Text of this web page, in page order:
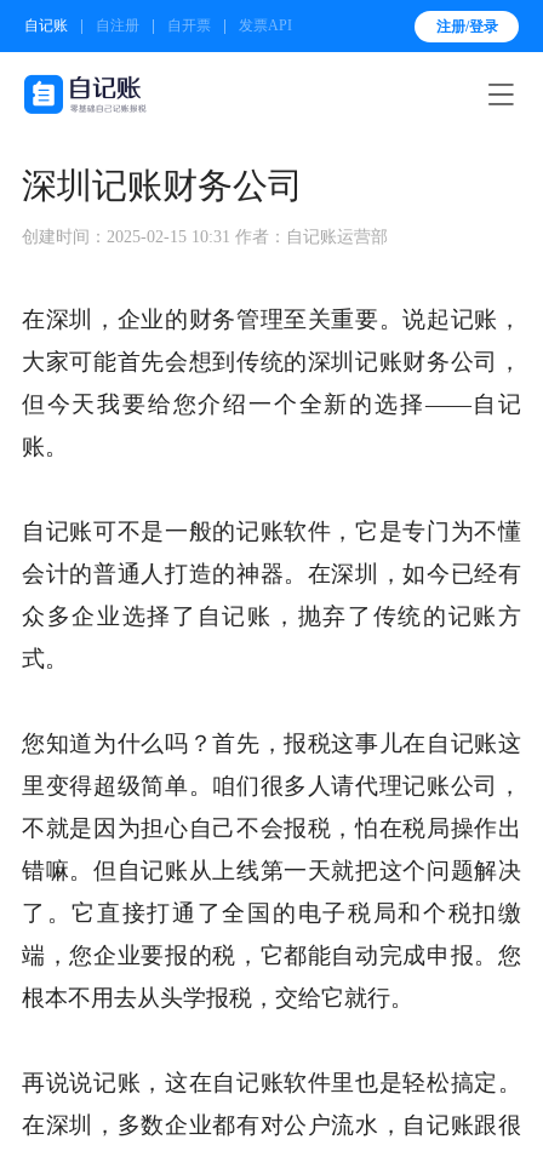
自记账 自注册 自开票 发票API 注册/登录

深圳记账财务公司
创建时间：2025-02-15 10:31 作者：自记账运营部
在深圳，企业的财务管理至关重要。说起记账，
大家可能首先会想到传统的深圳记账财务公司，
但今天我要给您介绍一个全新的选择——自记
账。
自记账可不是一般的记账软件，它是专门为不懂
会计的普通人打造的神器。在深圳，如今已经有
众多企业选择了自记账，抛弃了传统的记账方
式。
您知道为什么吗？首先，报税这事儿在自记账这
里变得超级简单。咱们很多人请代理记账公司，
不就是因为担心自己不会报税，怕在税局操作出
错嘛。但自记账从上线第一天就把这个问题解决
了。它直接打通了全国的电子税局和个税扣缴
端，您企业要报的税，它都能自动完成申报。您
根本不用去从头学报税，交给它就行。
再说说记账，这在自记账软件里也是轻松搞定。
在深圳，多数企业都有对公户流水，自记账跟很